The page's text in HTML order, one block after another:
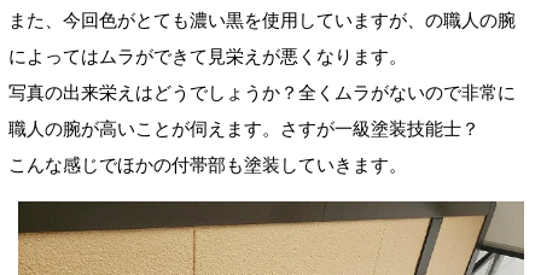
また、今回色がとても濃い黒を使用していますが、の職人の腕
によってはムラができて見栄えが悪くなります。
写真の出来栄えはどうでしょうか？全くムラがないので非常に
職人の腕が高いことが伺えます。さすが一級塗装技能士？
こんな感じでほかの付帯部も塗装していきます。